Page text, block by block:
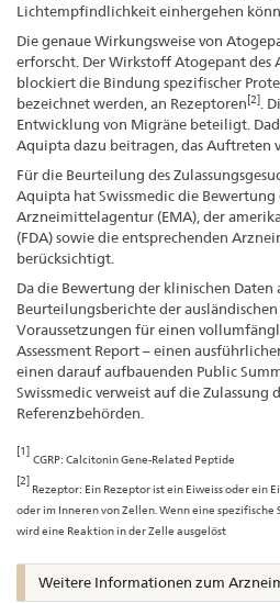
Lichtempfindlichkeit einhergehen
Die genaue Wirkungsweise von
erforscht. Der Wirkstoff Atogepant
blockiert die Bindung spezifischer
bezeichnet werden, an Rezeptoren[2] .
Entwicklung von Migräne beteiligt.
Aquipta dazu beitragen, das Auftreten
Für die Beurteilung des
Aquipta hat Swissmedic die Bewertung
Arzneimittelagentur (EMA), der
(FDA) sowie die entsprechenden
berücksichtigt.
Da die Bewertung der klinischen Daten
Beurteilungsberichte der
Voraussetzungen für einen
Assessment Report – einen
einen darauf aufbauenden Public
Swissmedic verweist auf die Zulassung
Referenzbehörden.
[1]
CGRP: Calcitonin Gene-Related Peptide
[2]
Rezeptor: Ein Rezeptor ist ein Eiweiss oder ein
oder im Inneren von Zellen. Wenn eine spezifische
wird eine Reaktion in der Zelle ausgelöst
Weitere Informationen zum